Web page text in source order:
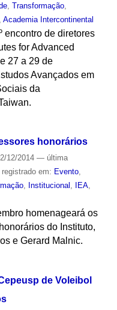
, Transformação,
Academia Intercontinental
encontro de diretores
for Advanced
27 a 29 de
Avançados em
da
honorários
12/2014 — última
em: Evento,
, Institucional , IEA,
homenageará os
do Instituto,
e Gerard Malnic.
de Voleibol